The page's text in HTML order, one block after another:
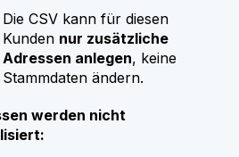
Die CSV kann für diesen
Kunden nur zusätzliche
Adressen anlegen, keine
Stammdaten ändern.
werden nicht